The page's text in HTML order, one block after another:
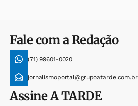
Fale com a Redação
(71) 99601-0020
jornalismoportal@grupoatarde.com.br
AssineA TARDE